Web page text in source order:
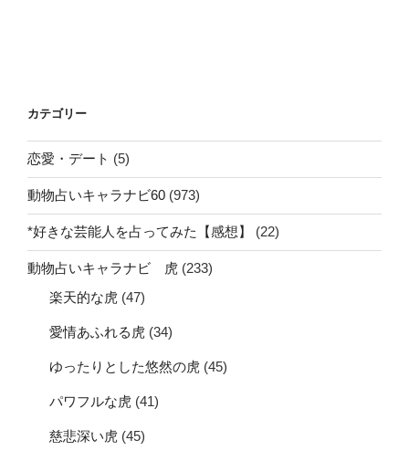
カテゴリー
恋愛・デート (5)
動物占いキャラナビ60 (973)
*好きな芸能人を占ってみた【感想】 (22)
動物占いキャラナビ 虎 (233)
楽天的な虎 (47)
愛情あふれる虎 (34)
ゆったりとした悠然の虎 (45)
パワフルな虎 (41)
慈悲深い虎 (45)